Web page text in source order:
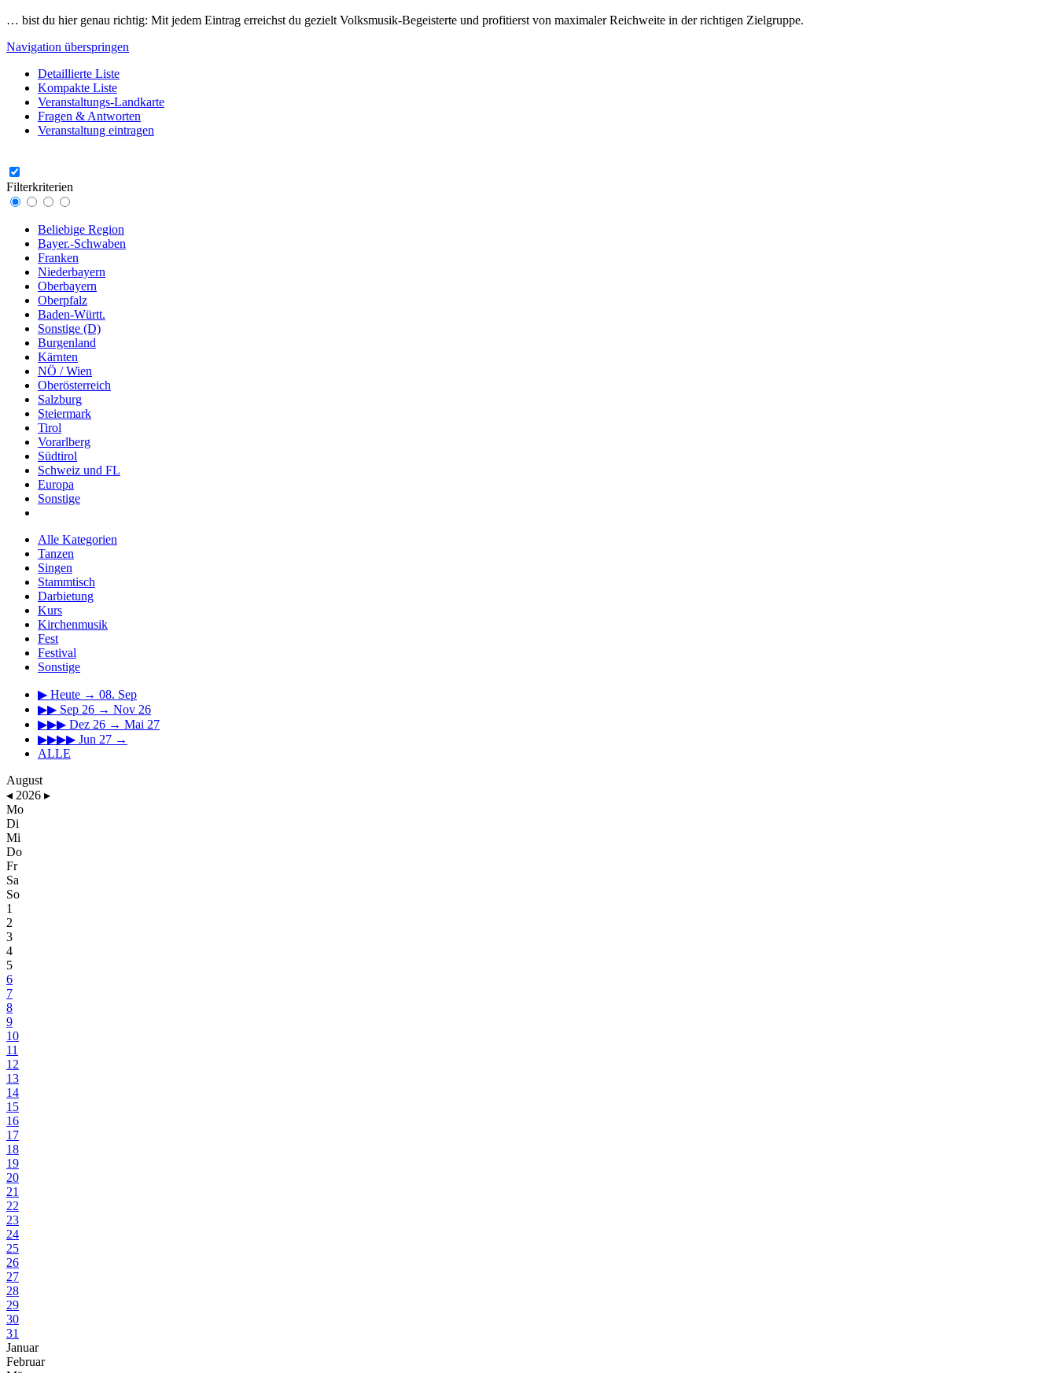
… bist du hier genau richtig: Mit jedem Eintrag erreichst du gezielt Volksmusik-Begeisterte und profitierst von maximaler Reichweite in der richtigen Zielgruppe.
Navigation überspringen
Detaillierte Liste
Kompakte Liste
Veranstaltungs-Landkarte
Fragen & Antworten
Veranstaltung eintragen
Filterkriterien
Beliebige Region
Bayer.-Schwaben
Franken
Niederbayern
Oberbayern
Oberpfalz
Baden-Württ.
Sonstige (D)
Burgenland
Kärnten
NÖ / Wien
Oberösterreich
Salzburg
Steiermark
Tirol
Vorarlberg
Südtirol
Schweiz und FL
Europa
Sonstige
Alle Kategorien
Tanzen
Singen
Stammtisch
Darbietung
Kurs
Kirchenmusik
Fest
Festival
Sonstige
▶ Heute → 08. Sep
▶▶ Sep 26 → Nov 26
▶▶▶ Dez 26 → Mai 27
▶▶▶▶ Jun 27 →
ALLE
August
◂ 2026 ▸
Mo
Di
Mi
Do
Fr
Sa
So
1
2
3
4
5
6
7
8
9
10
11
12
13
14
15
16
17
18
19
20
21
22
23
24
25
26
27
28
29
30
31
Januar
Februar